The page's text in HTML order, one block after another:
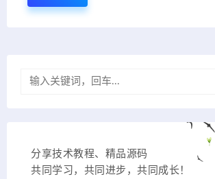
分享技术教程、精品源码
共同学习，共同进步，共同成长！